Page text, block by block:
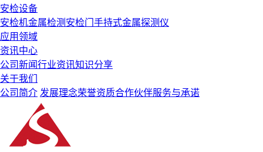
安检设备
安检机金属检测安检门 手持式金属探测仪
应用领域
资讯中心
公司新闻行业资讯知识分享
关于我们
公司简介 发展理念荣誉资质合作伙伴服务与承诺